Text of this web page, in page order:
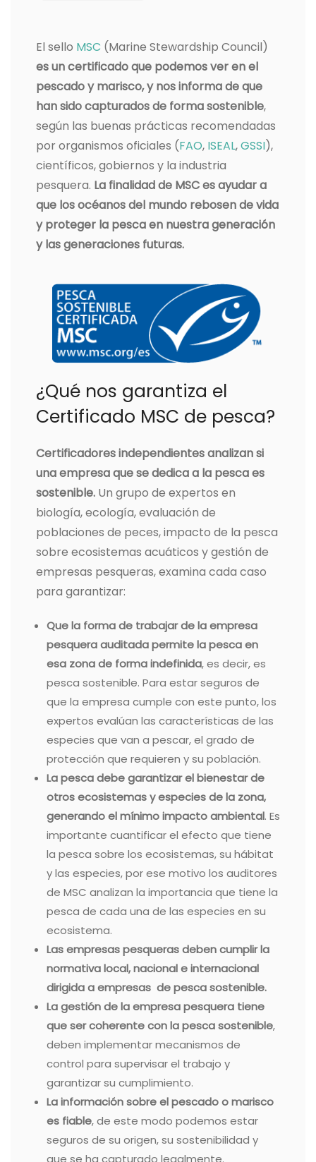
El sello MSC (Marine Stewardship Council)
es un certificado que podemos ver en el
pescado y marisco, y nos informa de que
han sido capturados de forma sostenible,
según las buenas prácticas recomendadas
por organismos oficiales (FAO, ISEAL,GSSI),
científicos, gobiernos y la industria
pesquera. La finalidad de MSC es ayudar a
que los océanos del mundo rebosen de vida
y proteger la pesca en nuestra generación
y las generaciones futuras.
¿Qué nos garantiza el
Certificado MSC de pesca?
Certificadores independientes analizan si
una empresa que se dedica a la pesca es
sostenible. Un grupo de expertos en
biología, ecología, evaluación de
poblaciones de peces, impacto de la pesca
sobre ecosistemas acuáticos y gestión de
empresas pesqueras, examina cada caso
para garantizar:
Que la forma de trabajar de la empresa
pesquera auditada permite la pesca en
esa zona de forma indefinida, es decir, es
pesca sostenible. Para estar seguros de
que la empresa cumple con este punto, los
expertos evalúan las características de las
especies que van a pescar, el grado de
protección que requieren y su población.
La pesca debe garantizar el bienestar de
otros ecosistemas y especies de la zona,
generando el mínimo impacto ambiental. Es
importante cuantificar el efecto que tiene
la pesca sobre los ecosistemas, su hábitat
y las especies, por ese motivo los auditores
de MSC analizan la importancia que tiene la
pesca de cada una de las especies en su
ecosistema.
Las empresas pesqueras deben cumplir la
normativa local, nacional e internacional
dirigida a empresas de pesca sostenible.
La gestión de la empresa pesquera tiene
que ser coherente con la pesca sostenible,
deben implementar mecanismos de
control para supervisar el trabajo y
garantizar su cumplimiento.
La información sobre el pescado o marisco
es fiable, de este modo podemos estar
seguros de su origen, su sostenibilidad y
que se ha capturado legalmente.